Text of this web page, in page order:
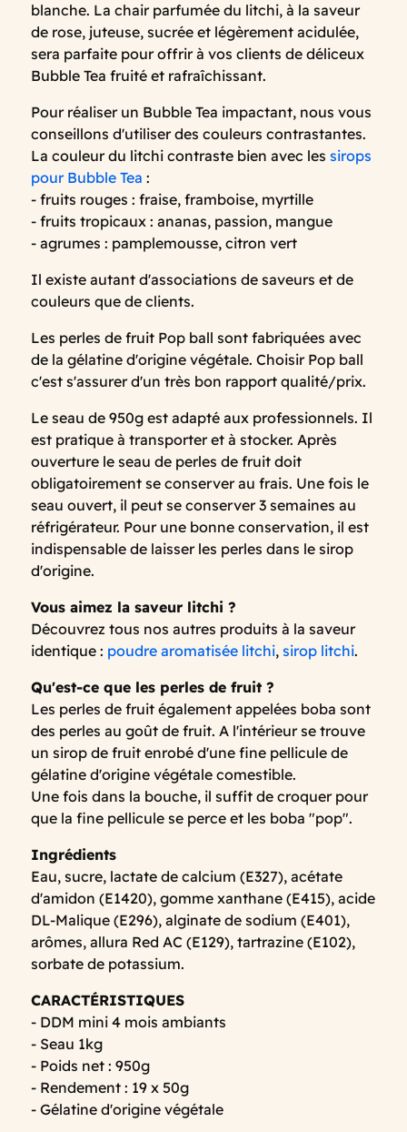
blanche. La chair parfumée du litchi, à la saveur
de rose, juteuse, sucrée et légèrement acidulée,
sera parfaite pour offrir à vos clients de déliceux
Bubble Tea fruité et rafraîchissant.
Pour réaliser un Bubble Tea impactant, nous vous
conseillons d'utiliser des couleurs contrastantes.
La couleur du litchi contraste bien avec les sirops
pour Bubble Tea :
- fruits rouges : fraise, framboise, myrtille
- fruits tropicaux : ananas, passion, mangue
- agrumes : pamplemousse, citron vert
Il existe autant d'associations de saveurs et de
couleurs que de clients.
Les perles de fruit Pop ball sont fabriquées avec
de la gélatine d'origine végétale. Choisir Pop ball
c'est s'assurer d'un très bon rapport qualité/prix.
Le seau de 950g est adapté aux professionnels. Il
est pratique à transporter et à stocker. Après
ouverture le seau de perles de fruit doit
obligatoirement se conserver au frais. Une fois le
seau ouvert, il peut se conserver 3 semaines au
réfrigérateur. Pour une bonne conservation, il est
indispensable de laisser les perles dans le sirop
d'origine.
Vous aimez la saveur litchi ?
Découvrez tous nos autres produits à la saveur
identique : poudre aromatisée litchi, sirop litchi.
Qu'est-ce que les perles de fruit ?
Les perles de fruit également appelées boba sont
des perles au goût de fruit. A l'intérieur se trouve
un sirop de fruit enrobé d'une fine pellicule de
gélatine d'origine végétale comestible.
Une fois dans la bouche, il suffit de croquer pour
que la fine pellicule se perce et les boba "pop".
Ingrédients
Eau, sucre, lactate de calcium (E327), acétate
d'amidon (E1420), gomme xanthane (E415), acide
DL-Malique (E296), alginate de sodium (E401),
arômes, allura Red AC (E129), tartrazine (E102),
sorbate de potassium.
CARACTÉRISTIQUES
- DDM mini 4 mois ambiants
- Seau 1kg
- Poids net : 950g
- Rendement : 19 x 50g
- Gélatine d'origine végétale